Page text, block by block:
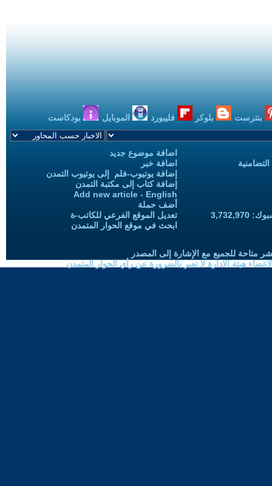
بنترست بلوكر فليبورد الموبايل بودكاست
اضافة موضوع جديد
اضافة خبر
إضافة يوتيوب-فلم إلى يوتيوب التمدن
إضافة كتاب إلى مكتبة التمدن
Add new article - English
أضف حملة
تعديل الموقع الفرعي للكاتب-ة
ابحث في موقع الحوار المتمدن
متاحة للجميع مع الإشارة إلى المصدر
هيئة الادارة لا تعبر بالضرورة عن رأي الحوار المتمدن